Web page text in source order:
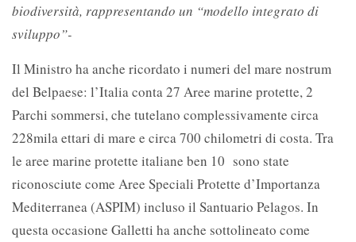
biodiversità, rappresentando un “modello integrato di
sviluppo”-
Il Ministro ha anche ricordato i numeri del mare nostrum
del Belpaese: l’Italia conta 27 Aree marine protette, 2
Parchi sommersi, che tutelano complessivamente circa
228mila ettari di mare e circa 700 chilometri di costa. Tra
le aree marine protette italiane ben 10 sono state
riconosciute come Aree Speciali Protette d’Importanza
Mediterranea (ASPIM) incluso il Santuario Pelagos. In
questa occasione Galletti ha anche sottolineato come